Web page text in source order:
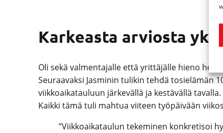
Karkeasta arviosta
Oli sekä valmentajalle että yrittäjälle hieno
Seuraavaksi Jasminin tulikin tehdä tosielämän
viikkoaikatauluun järkevällä ja kestävällä
Kaikki tämä tuli mahtua viiteen työpäivään
”Viikkoaikataulun tekeminen konkretisoi